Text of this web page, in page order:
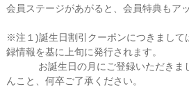
会員ステージがあがると、会員特典もア
※注１)誕生日割引クーポンにつきまして
録情報を基に上旬に発行されます。
お誕生日の月にご登録いただきまし
んこと、何卒ご了承ください。